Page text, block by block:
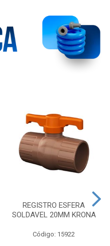
REGISTRO ESFERA
SOLDAVEL 20MM KRONA
Código: 15922